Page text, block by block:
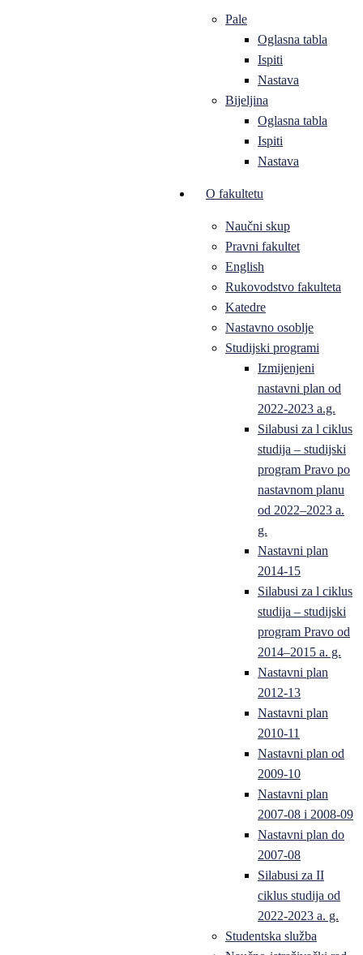
Pale
Oglasna tabla
Ispiti
Nastava
Bijeljina
Oglasna tabla
Ispiti
Nastava
O fakultetu
Naučni skup
Pravni fakultet
English
Rukovodstvo fakulteta
Katedre
Nastavno osoblje
Studijski programi
Izmijenjeni
nastavni plan od
2022-2023 a.g.
Silabusi za l ciklus
studija – studijski
program Pravo po
nastavnom planu
od 2022–2023 a.
g.
Nastavni plan
2014-15
Silabusi za l ciklus
studija – studijski
program Pravo od
2014–2015 a. g.
Nastavni plan
2012-13
Nastavni plan
2010-11
Nastavni plan od
2009-10
Nastavni plan
2007-08 i 2008-09
Nastavni plan do
2007-08
Silabusi za II
ciklus studija od
2022-2023 a. g.
Studentska služba